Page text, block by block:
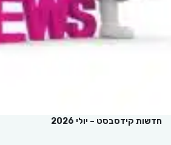
חדשות קידסבסט – יולי 2026